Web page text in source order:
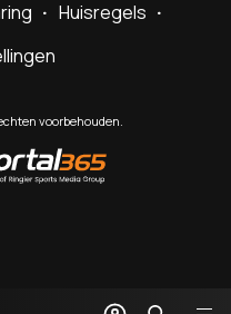
Huisregels
voorbehouden.